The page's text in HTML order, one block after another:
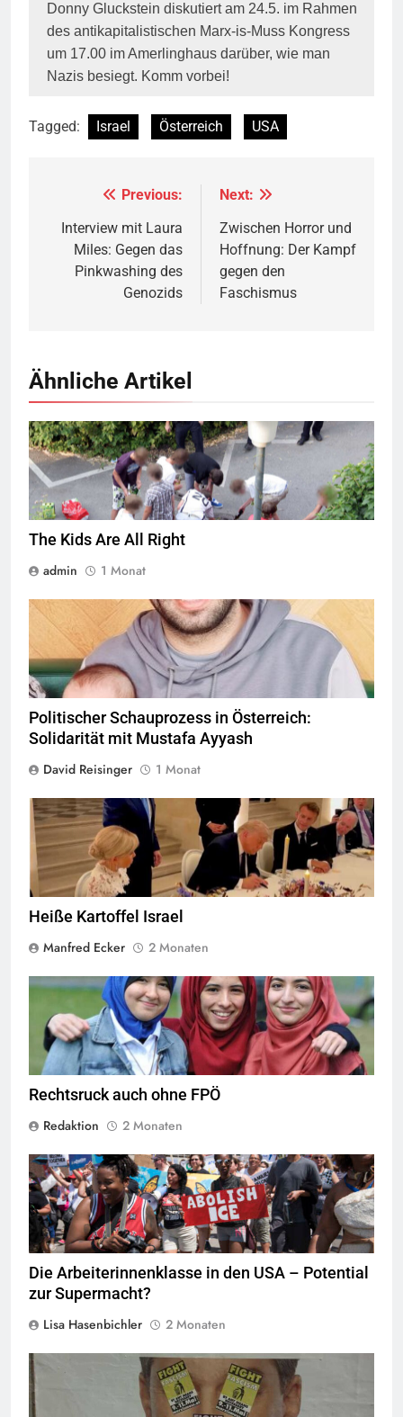
Donny Gluckstein diskutiert am 24.5. im Rah­men
des antikapitalistischen Marx-is-Muss Kongress
um 17.00 im Amerlinghaus darüber, wie man
Nazis besiegt. Komm vorbei!
Tagged: Israel Österreich USA
Beitragsnavigation
Previous:
Interview mit Laura
Miles: Gegen das
Pinkwashing des
Genozids
Next:
Zwischen Horror und
Hoffnung: Der Kampf
gegen den
Faschismus
Ähnliche Artikel
Jugendliche verlieren im öffentlichen Raum zunehmend ihre
Freiheiten,Quelle © Armin KübelbeckCC-BY-SA-3.0
The Kids Are All Right
admin
1 Monat
© Twitter Mustafa ayyash
Politischer Schauprozess in Österreich:
Solidarität mit Mustafa Ayyash
David Reisinger
1 Monat
Trump war sich der Ironie, die US-Niederlage gerade in Versailles
zu unterzeichnen, sicher nicht bewusst Foto: Screenshot CRUX und
CNN-News18
Heiße Kartoffel Israel
Manfred Ecker
2 Monaten
Das Kopftuchverbot hat nur den Zweck Muslime zu stigmatisieren,
Quelle©CC-BY-2.0
Rechtsruck auch ohne FPÖ
Redaktion
2 Monaten
Am 30. Juni 2018 versammelten sich etwa 10.000 Menschen in der
Innenstadt von Minneapolis und marschierten durch die Straßen,
um gegen die Trennung von immigrierten Kindern von ihren
Familien zu protestieren. Die Demonstranten forderten die
Abschaffung der ICE (U.S. Immigration and Customs
Enforcement).Quelle © Fibonacci Blue, CC-BY-2.0
Die Arbeiterinnenklasse in den USA – Potential
zur Supermacht?
Lisa Hasenbichler
2 Monaten
© linkswende.org, CC-BY-SA-1.0